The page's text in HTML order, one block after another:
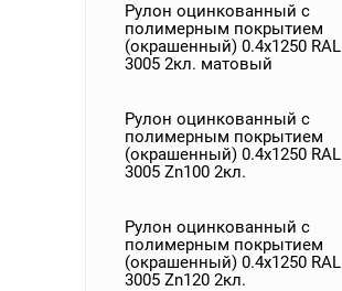
Рулон оцинкованный с
полимерным покрытием
(окрашенный) 0.4x1250 RAL
3005 2кл. матовый
Рулон оцинкованный с
полимерным покрытием
(окрашенный) 0.4x1250 RAL
3005 Zn100 2кл.
Рулон оцинкованный с
полимерным покрытием
(окрашенный) 0.4x1250 RAL
3005 Zn120 2кл.